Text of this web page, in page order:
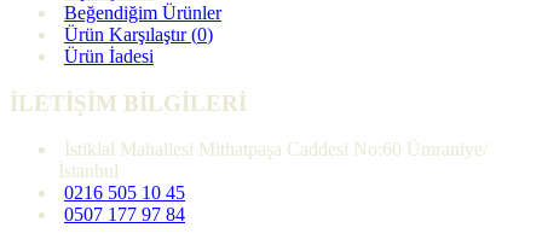
Beğendiğim Ürünler
Ürün Karşılaştır (0)
Ürün İadesi
İLETİŞİM BİLGİLERİ
İstiklal Mahallesi Mithatpaşa Caddesi No:60 Ümraniye/
İstanbul
0216 505 10 45
0507 177 97 84